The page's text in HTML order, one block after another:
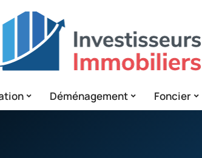
Déménagement Foncier